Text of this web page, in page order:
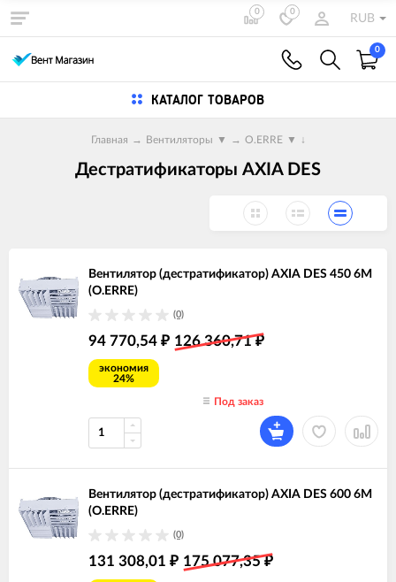
0 0
RUB
0
КАТАЛОГ ТОВАРОВ
Главная → Вентиляторы ▼ → O.ERRE ▼ ↓
Дестратификаторы AXIA DES
Вентилятор (дестратификатор) AXIA DES 450 6M
(O.ERRE)
(0)
94 770,54 ₽ 126 360,71₽
экономия
24%
Под заказ
Вентилятор (дестратификатор) AXIA DES 600 6M
(O.ERRE)
(0)
131 308,01 ₽ 175 077,35₽